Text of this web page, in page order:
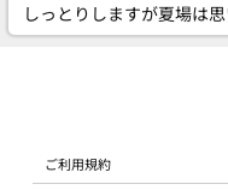
しっとりしますが夏場は思
ご利用規約